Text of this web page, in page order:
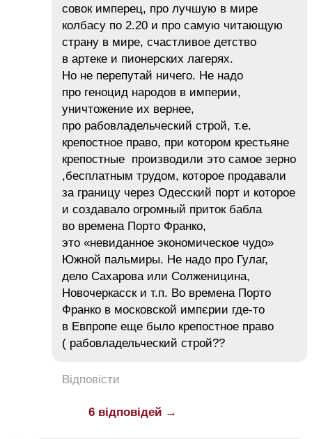
совок имперец, про лучшую в мире
колбасу по 2.20 и про самую читающую
страну в мире, счастливое детство
в артеке и пионерских лагерях.
Но не перепутай ничего. Не надо
про геноцид народов в империи,
уничтожение их вернее,
про рабовладельческий строй, т.е.
крепостное право, при котором крестьяне
крепостные производили это самое зерно
,бесплатным трудом, которое продавали
за границу через Одесский порт и которое
и создавало огромный приток бабла
во времена Порто Франко,
это «невиданное экономическое чудо»
Южной пальмиры. Не надо про Гулаг,
дело Сахарова или Солженицина,
Новочеркасск и т.п. Во времена Порто
Франко в московской импєрии где-то
в Евпропе еще было крепостное право
( рабовладельческий строй??
Відповісти
6 відповідей →